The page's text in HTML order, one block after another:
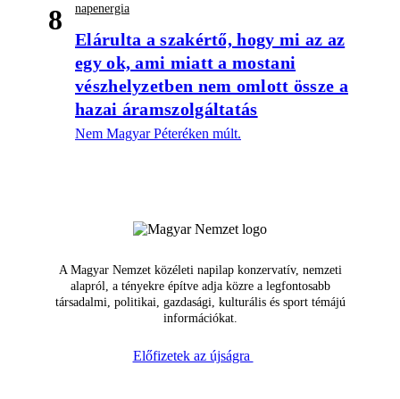
8 napenergia
Elárulta a szakértő, hogy mi az az
egy ok, ami miatt a mostani
vészhelyzetben nem omlott össze a
hazai áramszolgáltatás
Nem Magyar Péteréken múlt.
A Magyar Nemzet közéleti napilap konzervatív, nemzeti
alapról, a tényekre építve adja közre a legfontosabb
társadalmi, politikai, gazdasági, kulturális és sport témájú
információkat.
Előfizetek az újságra